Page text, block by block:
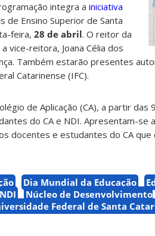
integra a iniciativa
de Ensino Superior de Santa
feira, 28 de abril. O reitor da
vice-reitora, Joana Célia dos
Também estarão presentes
Catarinense (IFC).
de Aplicação (CA), a partir
do CA e NDI. Apresentam-se a
docentes e estudantes do CA que
Dia Mundial da Educação
NDI
Núcleo de Desenvolvimento
Federal de Santa